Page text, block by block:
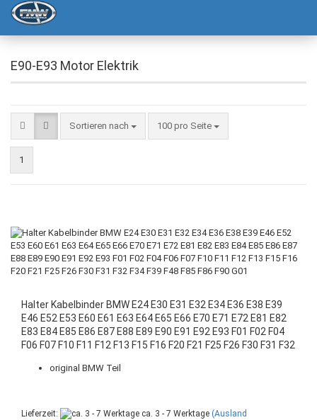
E90-E93 Motor Elektrik
Sortieren nach 100 pro Seite
1
Halter Kabelbinder BMW E24 E30 E31 E32 E34 E36 E38 E39
E46 E52 E53 E60 E61 E63 E64 E65 E66 E70 E71 E72 E81 E82
E83 E84 E85 E86 E87 E88 E89 E90 E91 E92 E93 F01 F02 F04
F06 F07 F10 F11 F12 F13 F15 F16 F20 F21 F25 F26 F30 F31 F32
original BMW Teil
Lieferzeit: ca. 3 - 7 Werktage (Ausland